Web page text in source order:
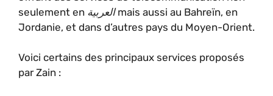
seulement en العربيةmais aussi au Bahreïn, en
Jordanie, et dans d’autres pays du Moyen-Orient.
Voici certains des principaux services proposés
par Zain :